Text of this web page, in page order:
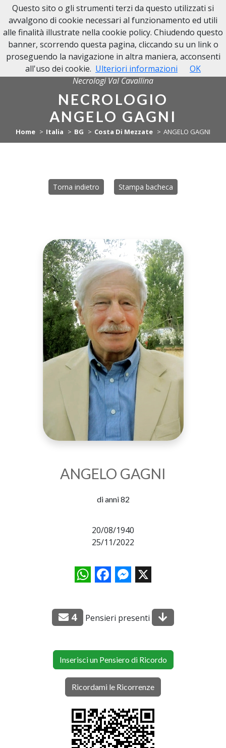
NECROLOGI VAL CAVALLINA
Necrologi Val Cavallina
NECROLOGIO
ANGELO GAGNI
Home Italia BG Costa Di Mezzate ANGELO GAGNI
Torna indietro Stampa bacheca
ANGELO GAGNI
di anni 82
20/08/1940
25/11/2022
WhatsAppFacebookMessenger
X
4 Pensieri presenti
Inserisci un Pensiero di Ricordo
Ricordami le Ricorrenze
Questo sito o gli strumenti terzi da questo utilizzati si
avvalgono di cookie necessari al funzionamento ed utili
alle finalità illustrate nella cookie policy. Chiudendo questo
banner, scorrendo questa pagina, cliccando su un link o
proseguendo la navigazione in altra maniera, acconsenti
all'uso dei cookie. Ulteriori informazioni OK